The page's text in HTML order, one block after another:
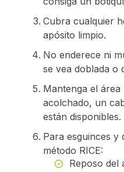
Cubra cualquier
apósito limpio.
No enderece ni
se vea doblada o
Mantenga el área
acolchado, un
están disponibles.
Para esguinces y
método RICE:
Reposo del